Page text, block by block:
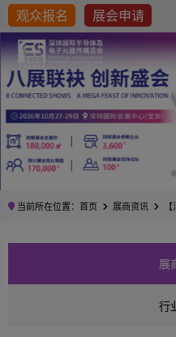
观众报名 展会申请
当前所在位置： 首页 展商资讯 【
展
行